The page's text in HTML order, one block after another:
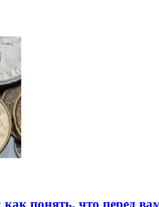
понять, что перед